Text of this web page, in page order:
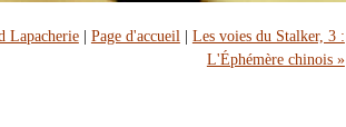
Lapacherie| Page d'accueil | Les voies du Stalker, 3 :
L'Éphémère chinois »